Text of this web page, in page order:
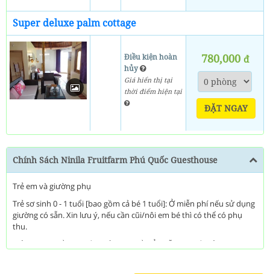
Super deluxe palm cottage
Điều kiện hoàn
hủy
Giá hiển thị tại
thời điểm hiện tại
780,000 đ
ĐẶT NGAY
Chính Sách Ninila Fruitfarm Phú Quốc Guesthouse
Trẻ em và giường phụ
Trẻ sơ sinh 0 - 1 tuổi [bao gồm cả bé 1 tuổi]: Ở miễn phí nếu sử dụng
giường có sẵn. Xin lưu ý, nếu cần cũi/nôi em bé thì có thể có phụ
thu.
Trẻ em 2-5 tuổi [bao gồm cả bé 5 tuổi] Ở miễn phí nếu sử dụng